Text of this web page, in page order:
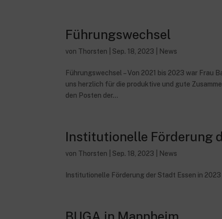
Führungswechsel
von Thorsten Sep. 18, 2023 News
Führungswechsel – Von 2021 bis 2023 war Frau
uns herzlich für die produktive und gute
den Posten der...
Institutionelle Förderung
von Thorsten Sep. 18, 2023 News
Institutionelle Förderung der Stadt Essen in